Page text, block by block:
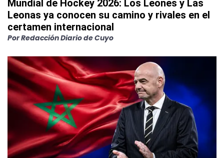
Mundial de Hockey 2026: Los Leones y Las
Leonas ya conocen su camino y rivales en el
certamen internacional
PorRedacción Diario de Cuyo